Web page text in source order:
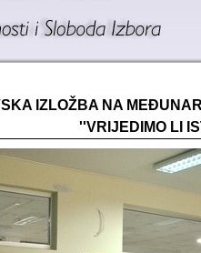
IZLOŽBA NA
''VRIJEDIMO LI